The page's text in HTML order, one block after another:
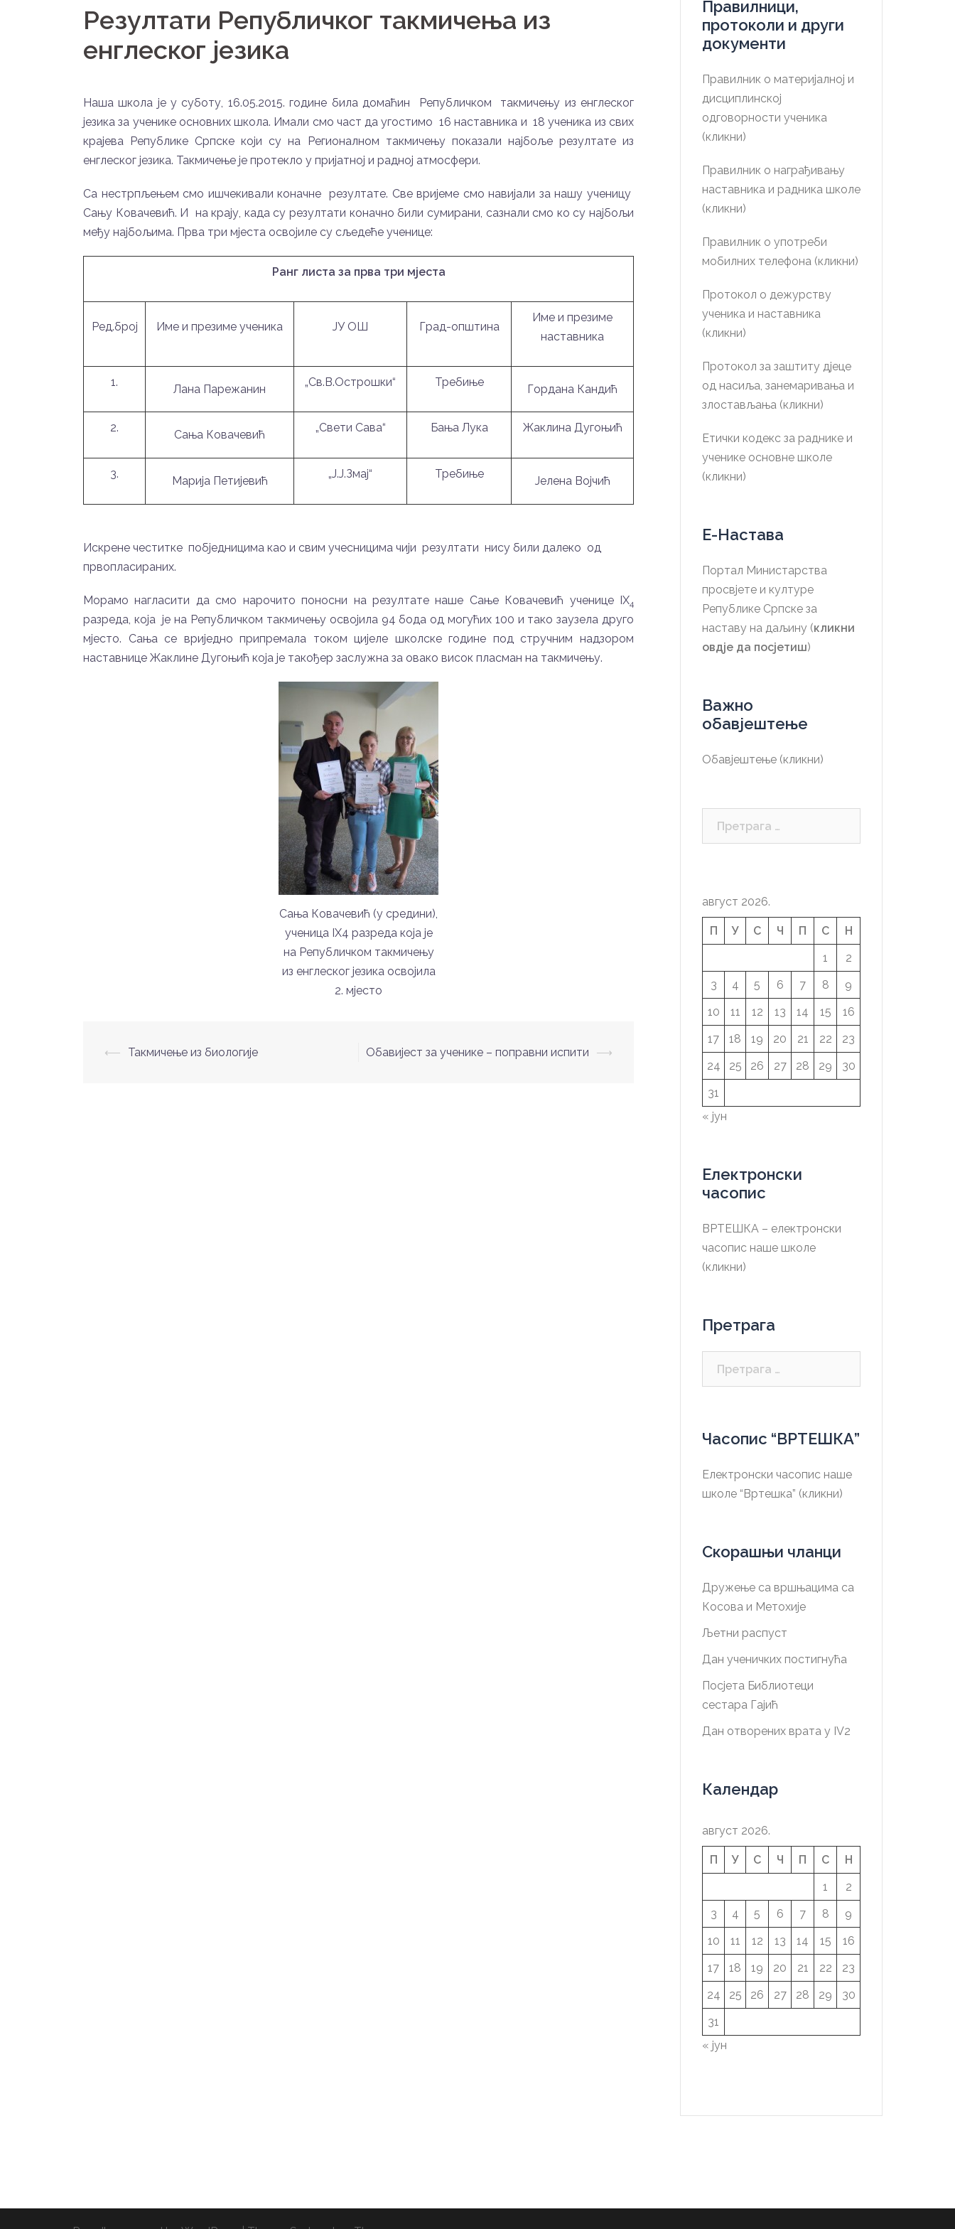
Резултати Републичког такмичења из
енглеског језика
Наша школа је у суботу, 16.05.2015. године била домаћин Републичком такмичењу из енглеског
језика за ученике основних школа. Имали смо част да угостимо 16 наставника и 18 ученика из свих
крајева Републике Српске који су на Регионалном такмичењу показали најбоље резултате из
енглеског језика. Такмичење је протекло у пријатној и радној атмосфери.
Са нестрпљењем смо ишчекивали коначне резултате. Све вријеме смо навијали за нашу ученицу
Сању Ковачевић. И на крају, када су резултати коначно били сумирани, сазнали смо ко су најбољи
међу најбољима. Прва три мјеста освојиле су сљедеће ученице:
Ранг листа за прва три мјеста
Ред.број Име и презиме ученика ЈУ ОШ Град-општина
Име и презиме
наставника
1.
Лана Парежанин
„Св.В.Острошки“ Требиње
Гордана Кандић
2.
Сања Ковачевић
„Свети Сава“ Бања Лука Жаклина Дугоњић
3.
Марија Петијевић
„Ј.Ј.Змај“ Требиње
Јелена Војчић
Искрене честитке побједницима као и свим учесницима чији резултати нису били далеко од
првопласираних.
Морамо нагласити да смо нарочито поносни на резултате наше Сање Ковачевић ученице IX4
разреда, која је на Републичком такмичењу освојила 94 бода од могућих 100 и тако заузела друго
мјесто. Сања се вриједно припремала током цијеле школске године под стручним надзором
наставнице Жаклине Дугоњић која је такођер заслужна за овако висок пласман на такмичењу.
Сања Ковачевић (у средини),
ученица IX4 разреда која је
на Републичком такмичењу
из енглеског језика освојила
2. мјесто
Post
⟵ Такмичење из биологије Обавијест за ученике – поправни испити ⟶
Правилници,
протоколи и други
документи
Правилник о материјалној и
дисциплинској
одговорности ученика
(кликни)
Правилник о награђивању
наставника и радника школе
(кликни)
Правилник о употреби
мобилних телефона (кликни)
Протокол о дежурству
ученика и наставника
(кликни)
Протокол за заштиту дјеце
од насиља, занемаривања и
злостављања (кликни)
Етички кодекс за раднике и
ученике основне школе
(кликни)
Е-Настава
Портал Министарства
просвјете и културе
Републике Српске за
наставу на даљину (кликни
овдје да посјетиш)
Важно
обавјештење
Обавјештење (кликни)
август 2026.
П У С Ч П С
Н
1
2
3
4 5 6 7 8
9
10
11 12 13 14 15
16
17
18 19 20 21 22
23
24
25 26 27 28 29
30
31
« јун
Електронски
часопис
ВРТЕШКА – електронски
часопис наше школе
(кликни)
Претрага
Часопис “ВРТЕШКА”
Електронски часопис наше
школе “Вртешка” (кликни)
Скорашњи чланци
Дружење са вршњацима са
Косова и Метохије
Љетни распуст
Дан ученичких постигнућа
Посјета Библиотеци
сестара Гајић
Дан отворених врата у IV2
Календар
август 2026.
П У С Ч П С
Н
1
2
3
4 5 6 7 8
9
10
11 12 13 14 15
16
17
18 19 20 21 22
23
24
25 26 27 28 29
30
31
« јун